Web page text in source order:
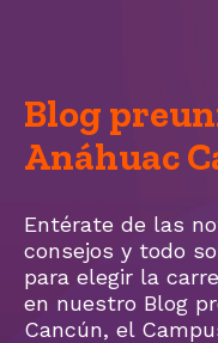
Blog
Anáhuac
Entérate de las
consejos y todo
para elegir la
en nuestro Blog
Cancún, el